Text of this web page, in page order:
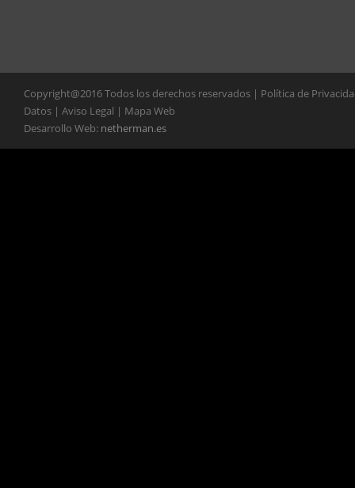
Copyright@2016 Todos los derechos reservados | Política de
Datos | Aviso Legal | Mapa Web
Desarrollo Web: netherman.es